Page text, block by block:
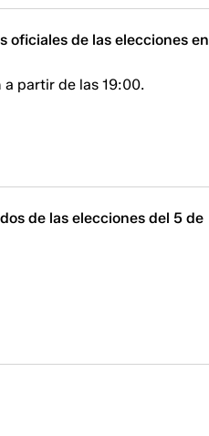
oficiales de las elecciones en
partir de las 19:00.
de las elecciones del 5 de